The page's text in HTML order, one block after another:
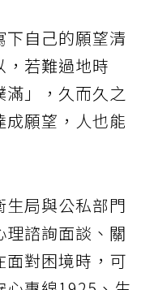
下自己的願望清
，若難過地時
」，久而久之
成願望，人也能
局與公私部門
諮詢面談、關
對困境時，可